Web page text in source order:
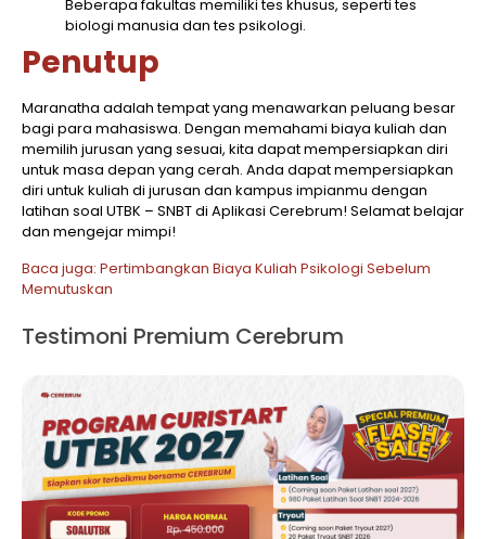
Beberapa fakultas memiliki tes khusus, seperti tes
biologi manusia dan tes psikologi.
Penutup
Maranatha adalah tempat yang menawarkan peluang besar
bagi para mahasiswa. Dengan memahami biaya kuliah dan
memilih jurusan yang sesuai, kita dapat mempersiapkan diri
untuk masa depan yang cerah. Anda dapat mempersiapkan
diri untuk kuliah di jurusan dan kampus impianmu dengan
latihan soal UTBK – SNBT di Aplikasi Cerebrum! Selamat belajar
dan mengejar mimpi!
Baca juga: Pertimbangkan Biaya Kuliah Psikologi Sebelum
Memutuskan
Testimoni Premium Cerebrum